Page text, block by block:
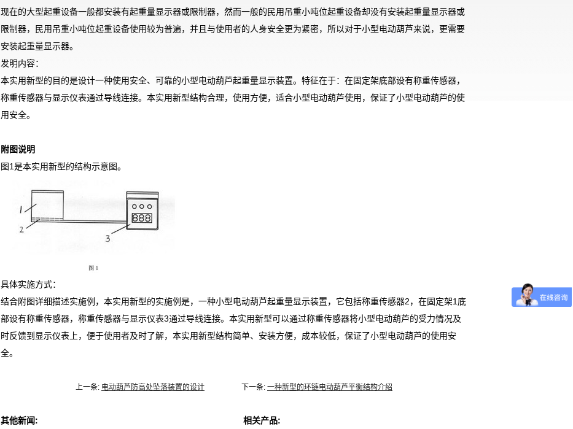
现在的大型起重设备一般都安装有起重量显示器或限制器，然而一般的民用吊重小吨位起重设备却没有安装起重量显示器或
限制器，民用吊重小吨位起重设备使用较为普遍，并且与使用者的人身安全更为紧密，所以对于小型电动葫芦来说，更需要
安装起重量显示器。
发明内容：
本实用新型的目的是设计一种使用安全、可靠的小型电动葫芦起重量显示装置。特征在于：在固定架底部设有称重传感器，
称重传感器与显示仪表通过导线连接。本实用新型结构合理，使用方便，适合小型电动葫芦使用，保证了小型电动葫芦的使
用安全。
附图说明
图1是本实用新型的结构示意图。
具体实施方式：
结合附图详细描述实施例，本实用新型的实施例是，一种小型电动葫芦起重量显示装置，它包括称重传感器2，在固定架1底
部设有称重传感器，称重传感器与显示仪表3通过导线连接。本实用新型可以通过称重传感器将小型电动葫芦的受力情况及
时反馈到显示仪表上，便于使用者及时了解，本实用新型结构简单、安装方便，成本较低，保证了小型电动葫芦的使用安
全。
上一条: 电动葫芦防高处坠落装置的设计 下一条: 一种新型的环链电动葫芦平衡结构介绍
其他新闻: 相关产品: